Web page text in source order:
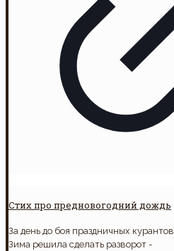
Стих про предновогодний дождь
За день до боя праздничных курантов
Зима решила сделать разворот -